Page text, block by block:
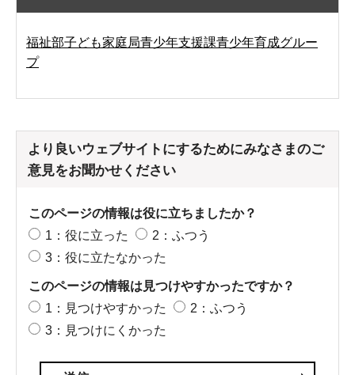
福祉部子ども家庭局青少年支援課青少年育成グルー
プ
より良いウェブサイトにするためにみなさまのご
意見をお聞かせください
このページの情報は役に立ちましたか？
1：役に立った
2：ふつう
3：役に立たなかった
このページの情報は見つけやすかったですか？
1：見つけやすかった
2：ふつう
3：見つけにくかった